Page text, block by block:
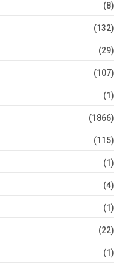
(8)
(132)
(29)
(107)
(1)
(1866)
(115)
(1)
(4)
(1)
(22)
(1)